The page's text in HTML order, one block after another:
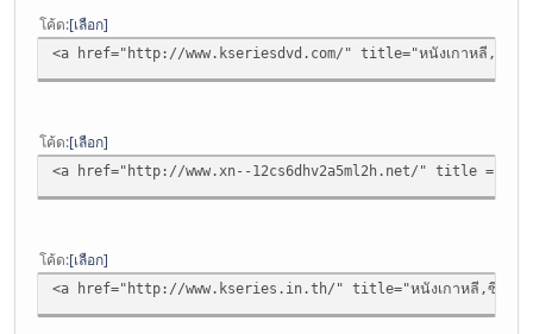
โค้ด เลือก
<a href="http://www.kseriesdvd.com/" title="หนังเกาหลี,ซีรี่ย์
โค้ด เลือก
<a href="http://www.xn--12cs6dhv2a5ml2h.net/" title = "เก
โค้ด เลือก
<a href="http://www.kseries.in.th/" title="หนังเกาหลี,ซีรี่ย์เก